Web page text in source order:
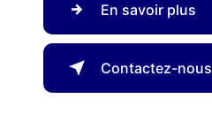
En savoir plus
Contactez-nous